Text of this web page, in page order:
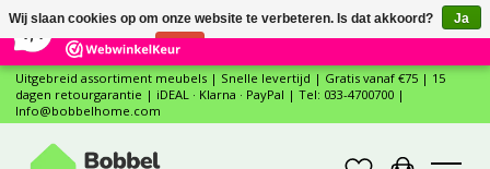
12 Reviews ×
Uitgebreid assortiment meubels | Snelle levertijd | Gratis vanaf €75 | 15
dagen retourgarantie | iDEAL · Klarna · PayPal | Tel: 033-4700700 |
Info@bobbelhome.com
Wij slaan cookies op om onze website te verbeteren. Is dat akkoord?
Ja
Nee